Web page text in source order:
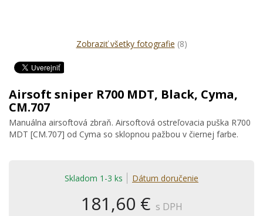
Zobraziť všetky fotografie (8)
Airsoft sniper R700 MDT, Black, Cyma,
CM.707
Manuálna airsoftová zbraň. Airsoftová ostreľovacia puška R700
MDT [CM.707] od Cyma so sklopnou pažbou v čiernej farbe.
Skladom 1-3 ks Dátum doručenie
181,60 € s DPH